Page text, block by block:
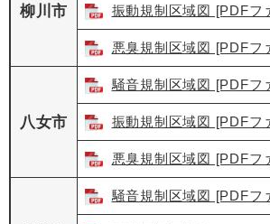
柳川市 振動規制区域図 [PDFフ
悪臭規制区域図 [PDFフ
八女市
騒音規制区域図 [PDFフ
振動規制区域図 [PDFフ
悪臭規制区域図 [PDFフ
騒音規制区域図 [PDFフ